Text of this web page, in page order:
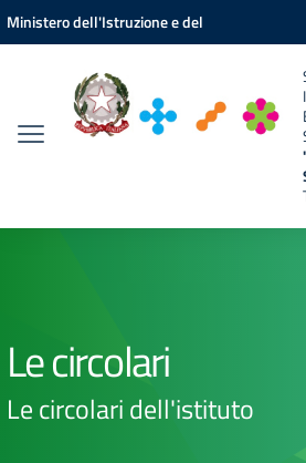
Vai ai contenuti
Vai al menu di navigazione
Vai al footer
Ministero dell'Istruzione e del
Le circolari
Le circolari dell'istituto